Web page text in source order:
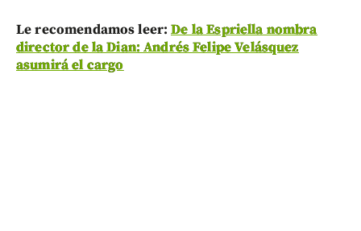
Le recomendamos leer:De la Espriella nombra
director de la Dian: Andrés Felipe Velásquez
asumirá el cargo